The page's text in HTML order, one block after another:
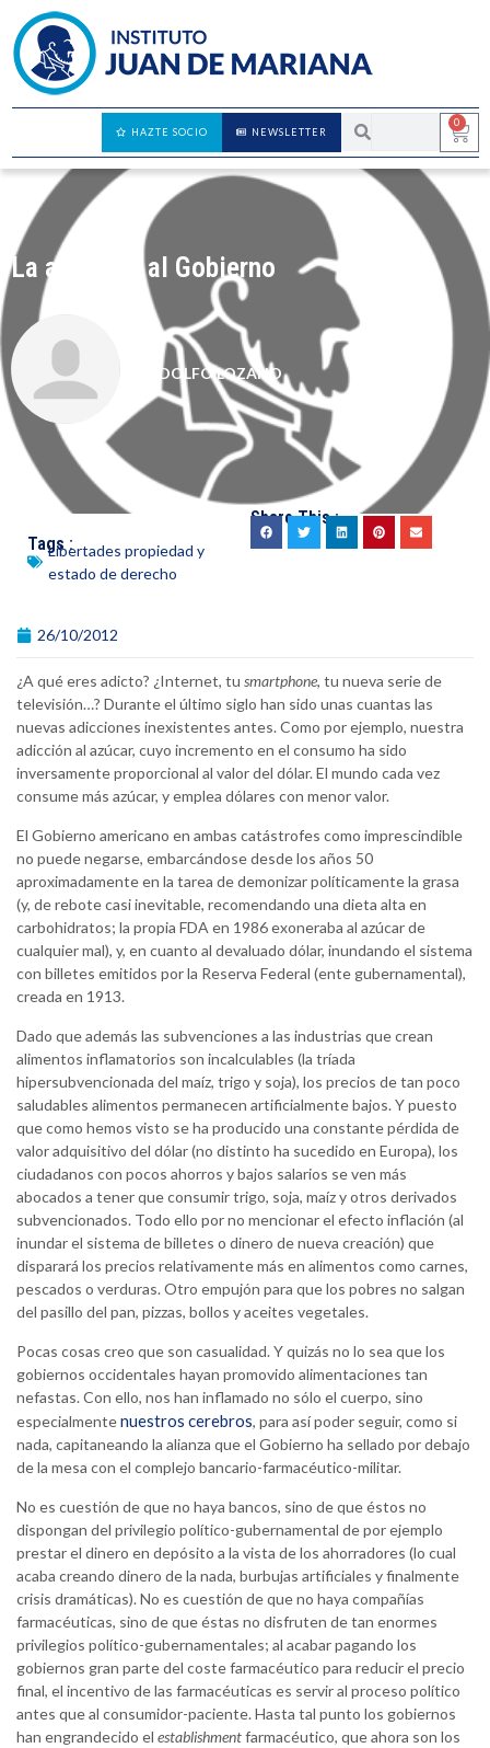
0
NEWSLETTER
HAZTE SOCIO
La adicción al Gobierno
ADOLFO LOZANO
Tags :
Libertades propiedad y
estado de derecho
Share This :
26/10/2012
¿A qué eres adicto? ¿Internet, tu smartphone, tu nueva serie de
televisión…? Durante el último siglo han sido unas cuantas las
nuevas adicciones inexistentes antes. Como por ejemplo, nuestra
adicción al azúcar, cuyo incremento en el consumo ha sido
inversamente proporcional al valor del dólar. El mundo cada vez
consume más azúcar, y emplea dólares con menor valor.
El Gobierno americano en ambas catástrofes como imprescindible
no puede negarse, embarcándose desde los años 50
aproximadamente en la tarea de demonizar políticamente la grasa
(y, de rebote casi inevitable, recomendando una dieta alta en
carbohidratos; la propia FDA en 1986 exoneraba al azúcar de
cualquier mal), y, en cuanto al devaluado dólar, inundando el sistema
con billetes emitidos por la Reserva Federal (ente gubernamental),
creada en 1913.
Dado que además las subvenciones a las industrias que crean
alimentos inflamatorios son incalculables (la tríada
hipersubvencionada del maíz, trigo y soja), los precios de tan poco
saludables alimentos permanecen artificialmente bajos. Y puesto
que como hemos visto se ha producido una constante pérdida de
valor adquisitivo del dólar (no distinto ha sucedido en Europa), los
ciudadanos con pocos ahorros y bajos salarios se ven más
abocados a tener que consumir trigo, soja, maíz y otros derivados
subvencionados. Todo ello por no mencionar el efecto inflación (al
inundar el sistema de billetes o dinero de nueva creación) que
disparará los precios relativamente más en alimentos como carnes,
pescados o verduras. Otro empujón para que los pobres no salgan
del pasillo del pan, pizzas, bollos y aceites vegetales.
Pocas cosas creo que son casualidad. Y quizás no lo sea que los
gobiernos occidentales hayan promovido alimentaciones tan
nefastas. Con ello, nos han inflamado no sólo el cuerpo, sino
especialmentenuestros cerebros, para así poder seguir, como si
nada, capitaneando la alianza que el Gobierno ha sellado por debajo
de la mesa con el complejo bancario-farmacéutico-militar.
No es cuestión de que no haya bancos, sino de que éstos no
dispongan del privilegio político-gubernamental de por ejemplo
prestar el dinero en depósito a la vista de los ahorradores (lo cual
acaba creando dinero de la nada, burbujas artificiales y finalmente
crisis dramáticas). No es cuestión de que no haya compañías
farmacéuticas, sino de que éstas no disfruten de tan enormes
privilegios político-gubernamentales; al acabar pagando los
gobiernos gran parte del coste farmacéutico para reducir el precio
final, el incentivo de las farmacéuticas es servir al proceso político
antes que al consumidor-paciente. Hasta tal punto los gobiernos
han engrandecido el establishmentfarmacéutico, que ahora son los